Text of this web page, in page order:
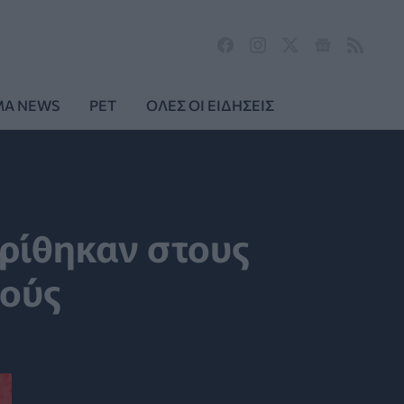
NEWS PET ΟΛΕΣ ΟΙ ΕΙΔΗΣΕΙΣ
στους